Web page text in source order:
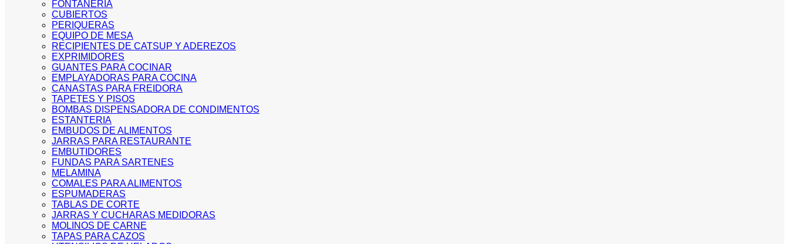
FONTANERIA
CUBIERTOS
PERIQUERAS
EQUIPO DE MESA
RECIPIENTES DE CATSUP Y ADEREZOS
EXPRIMIDORES
GUANTES PARA COCINAR
EMPLAYADORAS PARA COCINA
CANASTAS PARA FREIDORA
TAPETES Y PISOS
BOMBAS DISPENSADORA DE CONDIMENTOS
ESTANTERIA
EMBUDOS DE ALIMENTOS
JARRAS PARA RESTAURANTE
EMBUTIDORES
FUNDAS PARA SARTENES
MELAMINA
COMALES PARA ALIMENTOS
ESPUMADERAS
TABLAS DE CORTE
JARRAS Y CUCHARAS MEDIDORAS
MOLINOS DE CARNE
TAPAS PARA CAZOS